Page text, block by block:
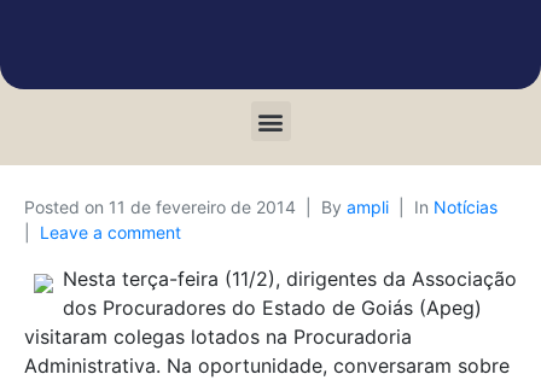
Posted on 11 de fevereiro de 2014 By ampli In Notícias
Leave a comment
Nesta terça-feira (11/2), dirigentes da Associação
dos Procuradores do Estado de Goiás (Apeg)
visitaram colegas lotados na Procuradoria
Administrativa. Na oportunidade, conversaram sobre